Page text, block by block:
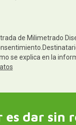
de Milimetrado
se explica en la
es dar sin